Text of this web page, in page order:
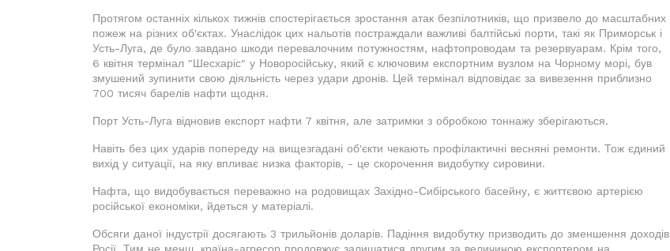
Протягом останніх кількох тижнів спостерігається зростання атак безпілотників, що призвело до масштабних
пожеж на різних об'єктах. Унаслідок цих нальотів постраждали важливі балтійські порти, такі як Приморськ і
Усть-Луга, де було завдано шкоди перевалочним потужностям, нафтопроводам та резервуарам. Крім того,
6 квітня термінал "Шесхаріс" у Новоросійську, який є ключовим експортним вузлом на Чорному морі, був
змушений зупинити свою діяльність через удари дронів. Цей термінал відповідає за вивезення приблизно
700 тисяч барелів нафти щодня.
Порт Усть-Луга відновив експорт нафти 7 квітня, але затримки з обробкою тоннажу зберігаються.
Навіть без цих ударів попереду на вищезгадані об'єкти чекають профілактичні весняні ремонти. Тож єдиний
вихід у ситуації, на яку впливає низка факторів, - це скорочення видобутку сировини.
Нафта, що видобувається переважно на родовищах Західно-Сибірського басейну, є життєвою артерією
російської економіки, йдеться у матеріалі.
Обсяги даної індустрії досягають 3 трильйонів доларів. Падіння видобутку призводить до зменшення доходів